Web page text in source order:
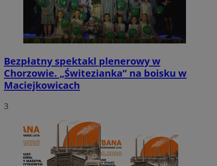
Bezpłatny spektakl plenerowy w
Chorzowie. „Świtezianka” na boisku w
Maciejkowicach
3